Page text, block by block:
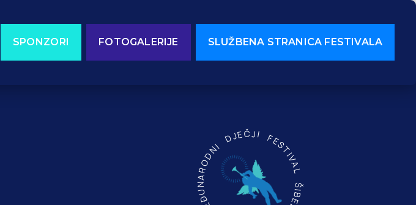
SPONZORI FOTOGALERIJE SLUŽBENA STRANICA FESTIVALA